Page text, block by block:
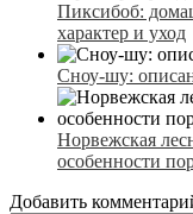
Пиксибоб:
характер и уход
Сноу-шу:
Норвежская
особенности
Добавить